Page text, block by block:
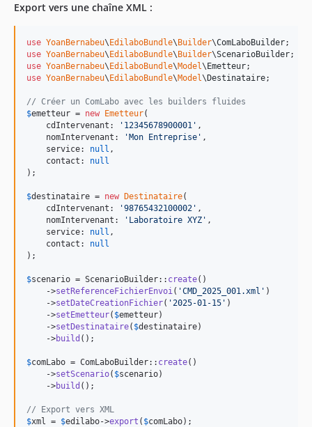
Export vers une chaîne XML :
use YoanBernabeu\ EdilaboBundle\ Builder\ComLaboBuilder
use YoanBernabeu\ EdilaboBundle\ Builder\ScenarioBuilder
use YoanBernabeu\ EdilaboBundle\Model\ Emetteur
use YoanBernabeu\ EdilaboBundle\Model\ Destinataire;
// Créer un ComLabo avec les builders fluides
$emetteur = new Emetteur(
    cdIntervenant:
' 12345678900001 ' ,
    nomIntervenant:
' Mon Entreprise ' ,
    service:
null ,
    contact:
null
);
$destinataire = new Destinataire(
    cdIntervenant:
'98765432100002 ' ,
    nomIntervenant:
' Laboratoire XYZ ' ,
    service:
null ,
    contact:
null
);
$scenario = ScenarioBuilder:: create()
    ->
setReferenceFichierEnvoi( 'CMD_2025_001.xml ' )
    ->
setDateCreationFichier( '2025-01-15 ' )
    ->
setEmetteur( $emetteur)
    ->
setDestinataire( $destinataire)
    ->
build ();
$comLabo = ComLaboBuilder:: create()
    ->
setScenario( $scenario)
    ->
build ();
// Export vers XML
$xml = $edilabo->export ( $comLabo);